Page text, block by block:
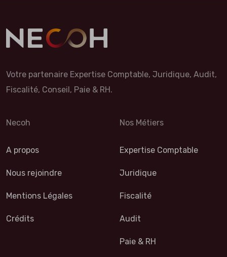
Votre partenaire Expertise Comptable, Juridique, Audit,
Fiscalité, Conseil, Paie & RH.
Necoh
A propos
Nous rejoindre
Mentions Légales
Crédits
Nos Métiers
Expertise Comptable
Juridique
Fiscalité
Audit
Paie & RH